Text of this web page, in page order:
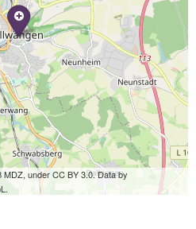
MDZ, under CC BY 3.0. Data by